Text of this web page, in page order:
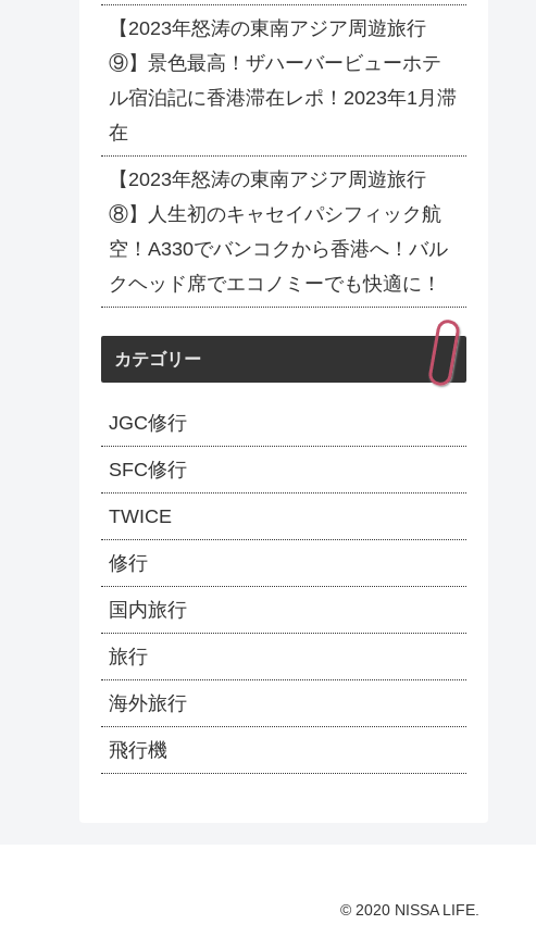
【2023年怒涛の東南アジア周遊旅行
⑨】景色最高！ザハーバービューホテ
ル宿泊記に香港滞在レポ！2023年1月滞
在
【2023年怒涛の東南アジア周遊旅行
⑧】人生初のキャセイパシフィック航
空！A330でバンコクから香港へ！バル
クヘッド席でエコノミーでも快適に！
カテゴリー
JGC修行
SFC修行
TWICE
修行
国内旅行
旅行
海外旅行
飛行機
© 2020 NISSA LIFE.